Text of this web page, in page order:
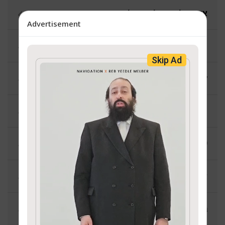
אקטועלע אנאליזן - אליעזר קרויס
תורה קאפ - אברהם יוסף גארדאן
קול מדע - משה נחום קרויס
שבת פעקל - וועלוול פעלדמאן
א שמועס מיטן מח - יוסי בראך
גוט-געפרעגט - פנחס גלויבער
Advertisement
Skip Ad